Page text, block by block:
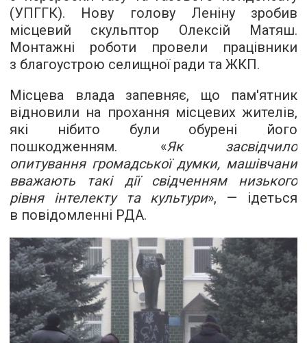
(УПГГК). Нову голову Леніну зробив
місцевий скульптор Олексій Матяш.
Монтажні роботи провели працівники
з благоустрою селищної ради та ЖКП.
Місцева влада запевняє, що пам'ятник
відновили на прохання місцевих жителів,
які нібито були обурені його
пошкодженням. «Як засвідчило
опитування громадської думки, машівчани
вважають такі дії свідченням низького
рівня інтелекту та культури», — ідеться
в повідомленні РДА.